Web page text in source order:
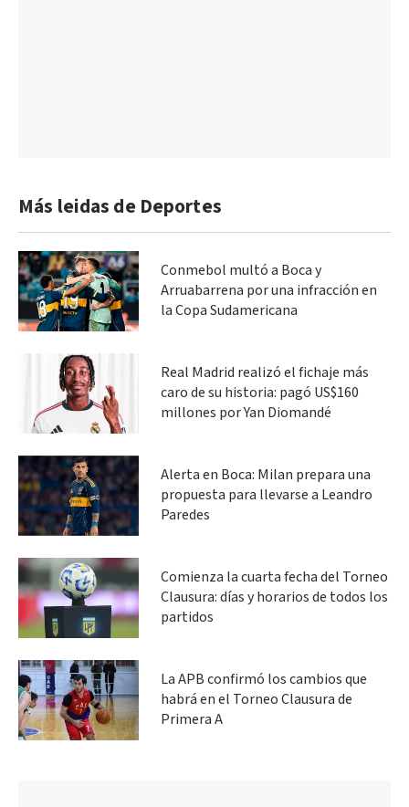
Más leidas de Deportes
Conmebol multó a Boca y
Arruabarrena por una infracción en
la Copa Sudamericana
Real Madrid realizó el fichaje más
caro de su historia: pagó US$160
millones por Yan Diomandé
Alerta en Boca: Milan prepara una
propuesta para llevarse a Leandro
Paredes
Comienza la cuarta fecha del Torneo
Clausura: días y horarios de todos los
partidos
La APB confirmó los cambios que
habrá en el Torneo Clausura de
Primera A